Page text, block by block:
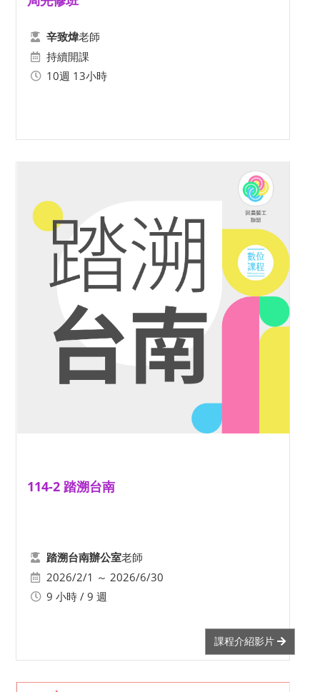
辛致煒老師
持續開課
10週 13小時
114-2 踏溯台南
踏溯台南辦公室老師
2026/2/1 ～ 2026/6/30
9 小時 / 9 週
課程介紹影片